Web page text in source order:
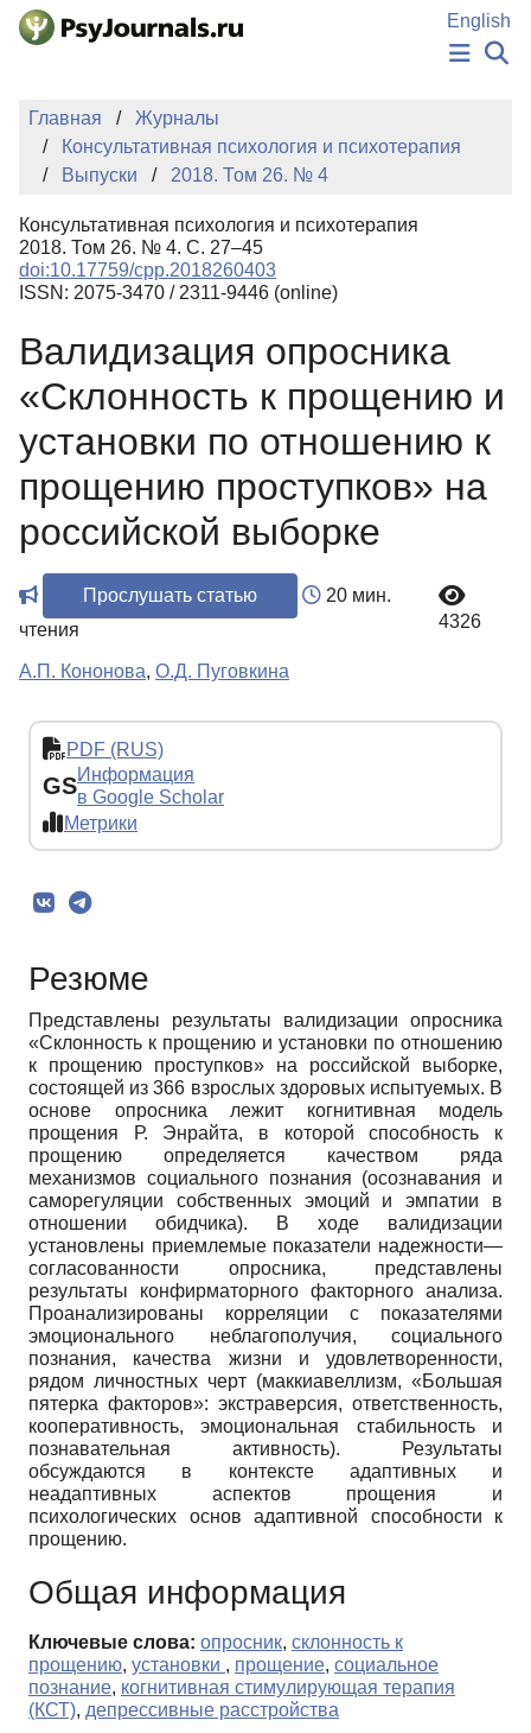
Перейти к основному содержанию
English
НОВОСТИ
АВТОРЫ
КЛЮЧЕВЫЕ СЛОВА
Регистрация
Главная
Журналы
Консультативная психология и психотерапия
Выпуски
2018. Том 26. № 4
Консультативная психология и психотерапия
2018. Том 26. № 4. С. 27–45
doi:10.17759/cpp.2018260403
ISSN: 2075-3470 / 2311-9446 (online)
Валидизация опросника
«Склонность к прощению и
установки по отношению к
прощению проступков» на
российской выборке
Прослушать статью
20 мин.
чтения
4326
А.П. Кононова, О.Д. Пуговкина
PDF (RUS)
GSИнформация
в Google Scholar
Метрики
Резюме
Представлены результаты валидизации опросника
«Склонность к прощению и установки по отношению
к прощению проступков» на российской выборке,
состоящей из 366 взрослых здоровых испытуемых. В
основе опросника лежит когнитивная модель
прощения Р. Энрайта, в которой способность к
прощению определяется качеством ряда
механизмов социального познания (осознавания и
саморегуляции собственных эмоций и эмпатии в
отношении обидчика). В ходе валидизации
установлены приемлемые показатели надежности—
согласованности опросника, представлены
результаты конфирматорного факторного анализа.
Проанализированы корреляции с показателями
эмоционального неблагополучия, социального
познания, качества жизни и удовлетворенности,
рядом личностных черт (маккиавеллизм, «Большая
пятерка факторов»: экстраверсия, ответственность,
кооперативность, эмоциональная стабильность и
познавательная активность). Результаты
обсуждаются в контексте адаптивных и
неадаптивных аспектов прощения и
психологических основ адаптивной способности к
прощению.
Общая информация
Ключевые слова: опросник, склонность к
прощению, установки , прощение, социальное
познание, когнитивная стимулирующая терапия
(КСТ), депрессивные расстройства